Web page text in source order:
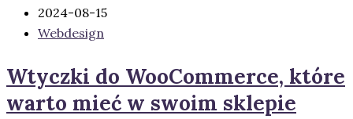
2024-08-15
Webdesign
Wtyczki do WooCommerce, które
warto mieć w swoim sklepie